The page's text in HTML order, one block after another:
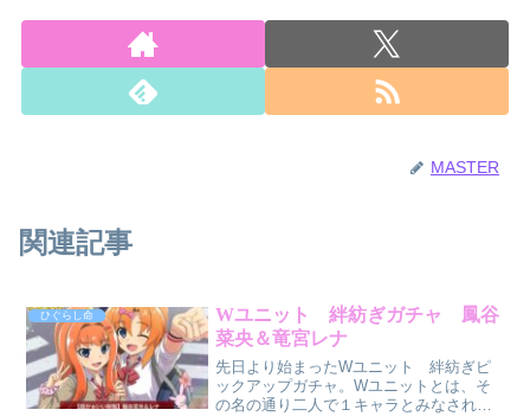
MASTER
関連記事
ひぐらし命
Wユニット 絆紡ぎガチャ 鳳谷
菜央＆竜宮レナ
先日より始まったWユニット 絆紡ぎピ
ックアップガチャ。Wユニットとは、そ
の名の通り二人で１キャラとみなされま